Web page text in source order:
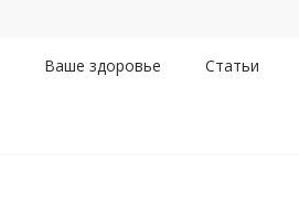
Ваше здоровье Статьи